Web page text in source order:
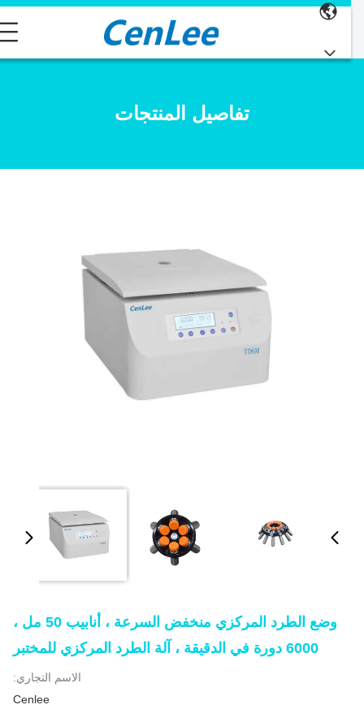
تفاصيل المنتجات
وضع الطرد المركزي منخفض السرعة ، أنابيب 50 مل ،
6000 دورة في الدقيقة ، آلة الطرد المركزي للمختبر
الاسم التجاري:
Cenlee